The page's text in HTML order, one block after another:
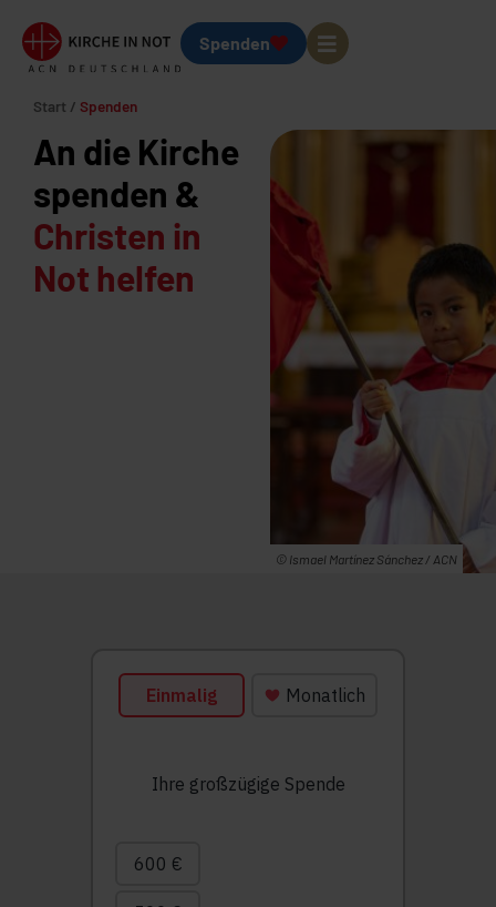
Spenden
Start / Spenden
An die Kirche
spenden &
Christen in
Not helfen
© Ismael Martínez Sánchez / ACN